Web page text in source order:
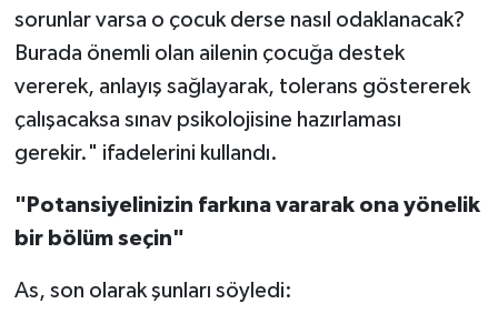
sorunlar varsa o çocuk derse nasıl odaklanacak?
Burada önemli olan ailenin çocuğa destek
vererek, anlayış sağlayarak, tolerans göstererek
çalışacaksa sınav psikolojisine hazırlaması
gerekir." ifadelerini kullandı.
"Potansiyelinizin farkına vararak ona yönelik
bir bölüm seçin"
As, son olarak şunları söyledi: